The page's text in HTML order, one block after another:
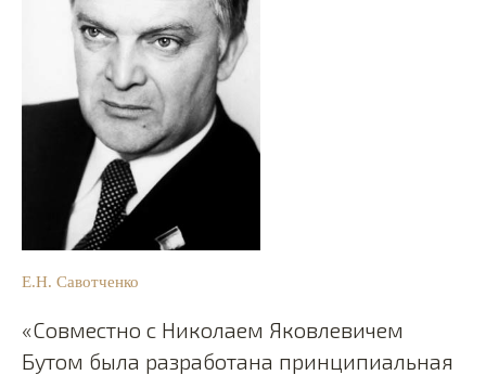
Е.Н. Савотченко
«Совместно с Николаем Яковлевичем
Бутом была разработана принципиальная